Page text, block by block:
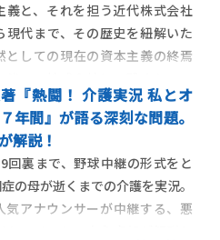
義と、それを担う近代株式会社
現代まで、その歴史を紐解いた
としての現在の資本主義の終焉
まりないことを、丁寧に述べて
済アナリストの森永卓郎が解
ト・ブック・レビュー この人
森永卓郎【経済アナリス […]
『熱闘！ 介護実況 私とオ
年間』が語る深刻な問題。
解説！
回裏まで、野球中継の形式をと
の母が逝くまでの介護を実況。
気アナウンサーが中継する、悪